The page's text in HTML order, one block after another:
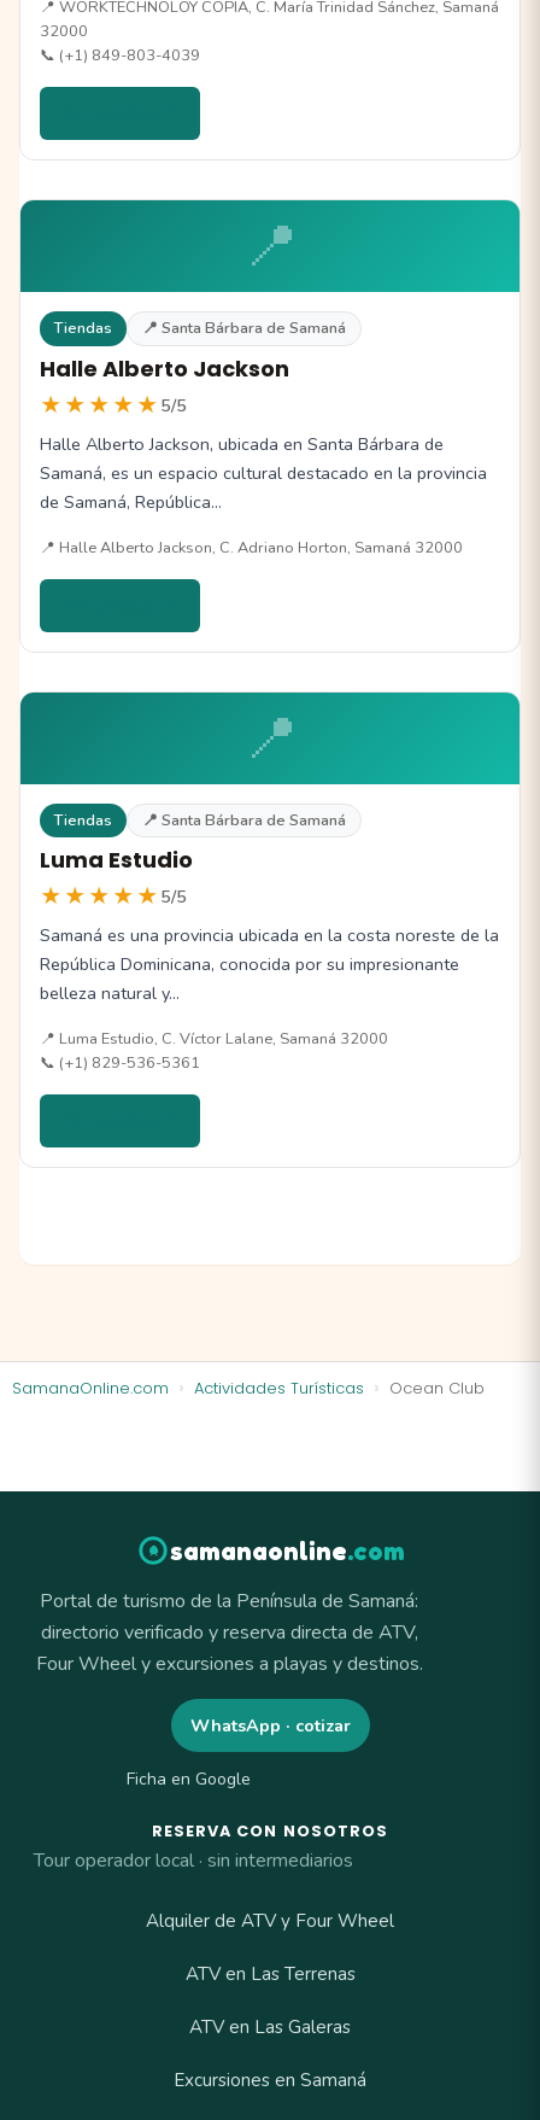
📍 WORKTECHNOLOY COPIA, C. María Trinidad Sánchez, Samaná
32000
📞 (+1) 849-803-4039
📍
Tiendas 📍 Santa Bárbara de Samaná
Halle Alberto Jackson
★★★★★ 5/5
Halle Alberto Jackson, ubicada en Santa Bárbara de
Samaná, es un espacio cultural destacado en la provincia
de Samaná, República…
📍 Halle Alberto Jackson, C. Adriano Horton, Samaná 32000
📍
Tiendas 📍 Santa Bárbara de Samaná
Luma Estudio
★★★★★ 5/5
Samaná es una provincia ubicada en la costa noreste de la
República Dominicana, conocida por su impresionante
belleza natural y…
📍 Luma Estudio, C. Víctor Lalane, Samaná 32000
📞 (+1) 829-536-5361
SamanaOnline.com Actividades Turísticas Ocean Club
samanaonline.com
Portal de turismo de la Península de Samaná:
directorio verificado y reserva directa de ATV,
Four Wheel y excursiones a playas y destinos.
WhatsApp · cotizar
Ficha en Google
RESERVA CON NOSOTROS
Tour operador local · sin intermediarios
Alquiler de ATV y Four Wheel
ATV en Las Terrenas
ATV en Las Galeras
Excursiones en Samaná